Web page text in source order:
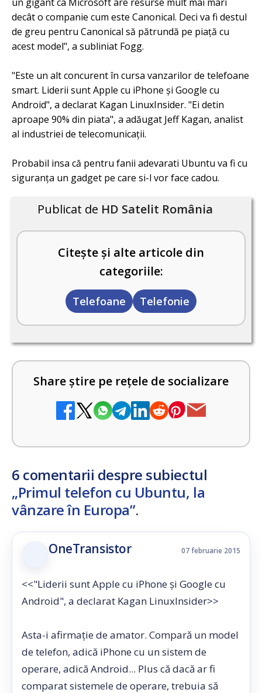
decât o companie cum este Canonical. Deci va fi destul
de greu pentru Canonical să pătrundă pe piață cu
acest model", a subliniat Fogg.
"Este un alt concurent în cursa vanzarilor de telefoane
smart. Liderii sunt Apple cu iPhone și Google cu
Android", a declarat Kagan LinuxInsider. "Ei detin
aproape 90% din piata", a adăugat Jeff Kagan, analist
al industriei de telecomunicații.
Probabil insa că pentru fanii adevarati Ubuntu va fi cu
siguranța un gadget pe care si-l vor face cadou.
Publicat de HD Satelit România
Citește și alte articole din
categoriile:
Telefoane Telefonie
Share știre pe rețele de socializare
6 comentarii despre subiectul
„Primul telefon cu Ubuntu, la
vânzare în Europa”.
OneTransistor 07 februarie 2015
<<"Liderii sunt Apple cu iPhone și Google cu
Android", a declarat Kagan LinuxInsider>>
Asta-i afirmație de amator. Compară un model
de telefon, adică iPhone cu un sistem de
operare, adică Android... Plus că dacă ar fi
comparat sistemele de operare, trebuia să